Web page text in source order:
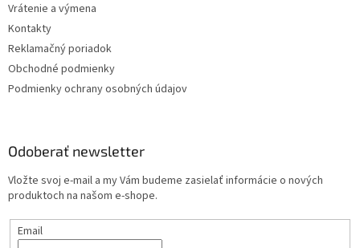
Vrátenie a výmena
Kontakty
Reklamačný poriadok
Obchodné podmienky
Podmienky ochrany osobných údajov
Odoberať newsletter
Vložte svoj e-mail a my Vám budeme zasielať informácie o nových
produktoch na našom e-shope.
Email